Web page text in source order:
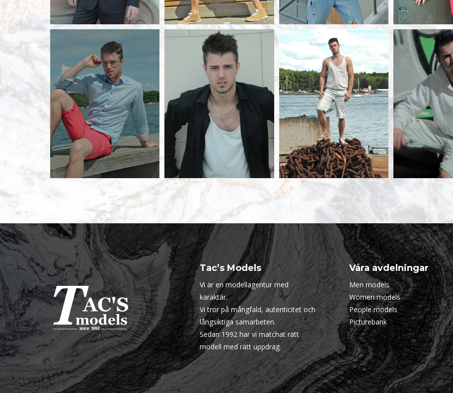
Tac’s Models
Vi är en modellagentur med
karaktär.
Vi tror på mångfald, autenticitet och
långsiktiga samarbeten.
Sedan 1992 har vi matchat rätt
modell med rätt uppdrag.
Våra avdelningar
Men models
Women models
People models
Picturebank